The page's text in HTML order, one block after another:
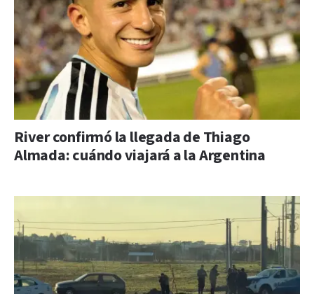
River confirmó la llegada de Thiago
Almada: cuándo viajará a la Argentina